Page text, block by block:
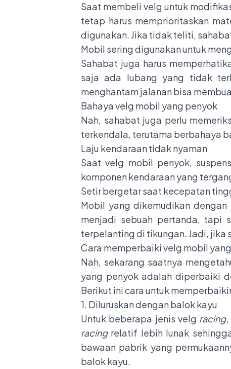
Saat membeli velg untuk
tetap harus memprioritaskan
digunakan. Jika tidak teliti,
Mobil sering digunakan untuk
Sahabat juga harus
saja ada lubang yang tidak
menghantam jalanan bisa
Bahaya velg mobil yang penyok
Nah, sahabat juga perlu
terkendala, terutama berbahaya
Laju kendaraan tidak nyaman
Saat velg mobil penyok,
komponen kendaraan yang
Setir bergetar saat kecepatan
Mobil yang dikemudikan
menjadi sebuah pertanda, tapi
terpelanting di tikungan. Jadi, jika
Cara memperbaiki velg mobil
Nah, sekarang saatnya
yang penyok adalah diperbaiki
Berikut ini cara untuk
1. Diluruskan dengan balok kayu
Untuk beberapa jenis velg racing,
racing relatif lebih lunak
bawaan pabrik yang
balok kayu.